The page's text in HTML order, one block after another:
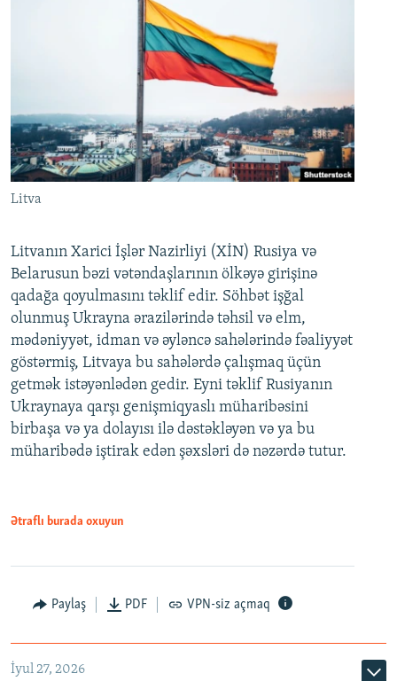
Litva
Litvanın Xarici İşlər Nazirliyi (XİN) Rusiya və
Belarusun bəzi vətəndaşlarının ölkəyə girişinə
qadağa qoyulmasını təklif edir. Söhbət işğal
olunmuş Ukrayna ərazilərində təhsil və elm,
mədəniyyət, idman və əyləncə sahələrində fəaliyyət
göstərmiş, Litvaya bu sahələrdə çalışmaq üçün
getmək istəyənlədən gedir. Eyni təklif Rusiyanın
Ukraynaya qarşı genişmiqyaslı müharibəsini
birbaşa və ya dolayısı ilə dəstəkləyən və ya bu
müharibədə iştirak edən şəxsləri də nəzərdə tutur.
Ətraflı burada oxuyun
Paylaş PDF VPN-siz açmaq
İyul 27, 2026